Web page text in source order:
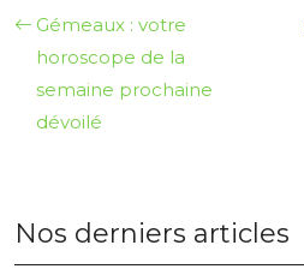
Gémeaux : votre
horoscope de la
semaine prochaine
dévoilé
Nos derniers articles